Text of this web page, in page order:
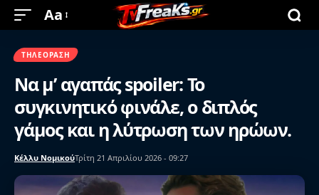
Aa
ΤΗΛΕΌΡΑΣΗ
Να μ’ αγαπάς spoiler: Το
συγκινητικό φινάλε, ο διπλός
γάμος και η λύτρωση των ηρώων.
Κέλλυ ΝομικούΤρίτη 21 Απριλίου 2026 - 09:27